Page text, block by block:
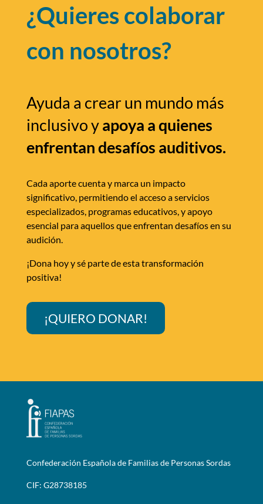
¿Quieres colaborar
con nosotros?
Ayuda a crear un mundo más
inclusivo yapoya a quienes
enfrentan desafíos auditivos.
Cada aporte cuenta y marca un impacto
significativo, permitiendo el acceso a servicios
especializados, programas educativos, y apoyo
esencial para aquellos que enfrentan desafíos en su
audición.
¡Dona hoy y sé parte de esta transformación
positiva!
¡QUIERO DONAR!
Confederación Española de Familias de Personas Sordas
CIF: G28738185